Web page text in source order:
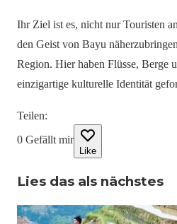
Ihr Ziel ist es, nicht nur Touristen
den Geist von Bayu
Region. Hier haben Flüsse, Berge
einzigartige kulturelle Identität
Teilen:
0 Gefällt mir
Like
Lies das als nächstes